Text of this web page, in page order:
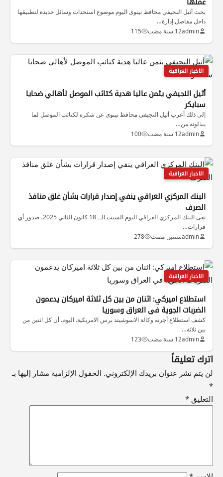
بحث أثيل النجيفي محافظ نينوى اليوم موضوع استحداث وسائل جديدة لتطبيقها
داخل مفاصل إدارة…
admin12 سنة مضت 115
الاخبار العراقية
أثيل النجيفي يثمن عاليا هدية كتائب الموصل لأهالي ضحايا
سبايكر
إلى ذلك أعرب أثيل النجيفي محافظ نينوى عن شكره لكتائب الموصل لما
يبذلونه من…
admin12 سنة مضت 100
الاخبار العراقية
البنك المركزي العراقي ينفي إصدار قرارات بشأن غلق منافذ
الصرف
نفى البنك المركزي العراقي اليوم السبت الــ 18 كانون الثاني 2025، صدور أي
قرارات…
adminسنتين مضت 278
الاخبار العراقية
استطلاع اميركي: اثنان من بين كل ثلاثة اميركان يدعمون
الضربات الجوية في العراق وسوريا
كشف استطلاع أجرته وكالة الاسوشيتد برس الامريكية. اليوم. أن كل اثنين من
بين ثلاثة…
admin12 سنة مضت 123
اترك تعليقاً
لن يتم نشر عنوان بريدك الإلكتروني. الحقول الإلزامية مشار إليها بـ
*
التعليق *